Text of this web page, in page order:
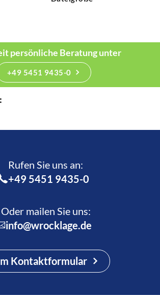
persönliche Beratung unter
+49 5451 9435-0
Rufen Sie uns an:­
+49 5451 9435-0
Oder mailen Sie uns:
info@wrocklage.de
Kontaktformular